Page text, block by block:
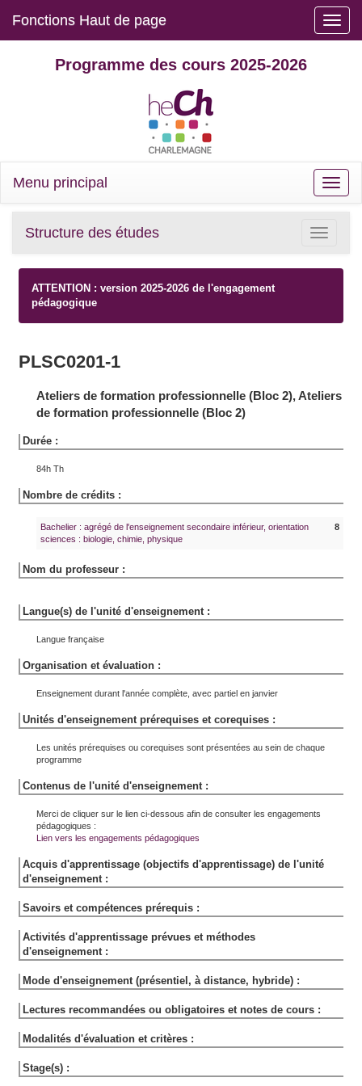
Toggle
Fonctions Haut de page
Programme des cours 2025-2026
Toggle
Menu principal
Toggle
Structure des études
ATTENTION : version 2025-2026 de l'engagement
pédagogique
PLSC0201-1
Ateliers de formation professionnelle (Bloc 2), Ateliers
de formation professionnelle (Bloc 2)
Durée :
84h Th
Nombre de crédits :
Bachelier : agrégé de l'enseignement secondaire inférieur, orientation
sciences : biologie, chimie, physique
8
Nom du professeur :
Langue(s) de l'unité d'enseignement :
Langue française
Organisation et évaluation :
Enseignement durant l'année complète, avec partiel en janvier
Unités d'enseignement prérequises et corequises :
Les unités prérequises ou corequises sont présentées au sein de chaque
programme
Contenus de l'unité d'enseignement :
Merci de cliquer sur le lien ci-dessous afin de consulter les engagements
pédagogiques :
Lien vers les engagements pédagogiques
Acquis d'apprentissage (objectifs d'apprentissage) de l'unité
d'enseignement :
Savoirs et compétences prérequis :
Activités d'apprentissage prévues et méthodes
d'enseignement :
Mode d'enseignement (présentiel, à distance, hybride) :
Lectures recommandées ou obligatoires et notes de cours :
Modalités d'évaluation et critères :
Stage(s) :